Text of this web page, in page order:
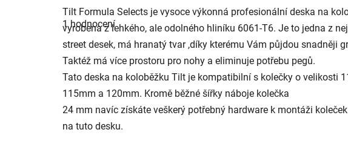
Průměrné
hodnocení
produktu
je
5,0
z
5
hvězdiček.
1 hodnocení
Tilt Formula Selects je vysoce výkonná profesionální deska na
vyrobena z lehkého, ale odolného hliníku 6061-T6. Je to jedna z
street desek, má hranatý tvar ,díky kterému Vám půjdou snadněji
Taktéž má více prostoru pro nohy a eliminuje potřebu pegů.
Tato deska na koloběžku Tilt je kompatibilní s kolečky o velikosti
115mm a 120mm. Kromě běžné šířky náboje kolečka
24 mm navíc získáte veškerý potřebný hardware k montáži
na tuto desku.